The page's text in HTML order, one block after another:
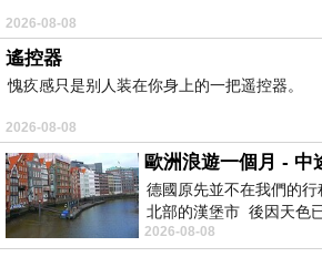
象徵肉和烤網的意象。餐廳的入口處
上去，感覺低調且有靜謐的氛圍。
2026-08-08
遙控器
愧疚感只是别人装在你身上的一把遥控器。
2026-08-08
歐洲浪遊一個月 - 中
德國原先並不在我們的
北部的漢堡市 後因天色
堡市吃晚餐和過夜
2026-08-08